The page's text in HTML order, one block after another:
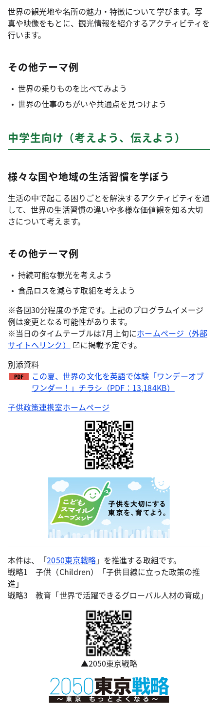
世界の観光地や名所の魅力・特徴について学びます。写
真や映像をもとに、観光情報を紹介するアクティビティを
行います。
その他テーマ例
世界の乗りものを比べてみよう
世界の仕事のちがいや共通点を見つけよう
中学生向け（考えよう、伝えよう）
様々な国や地域の生活習慣を学ぼう
生活の中で起こる困りごとを解決するアクティビティを通
して、世界の生活習慣の違いや多様な価値観を知る大切
さについて考えます。
その他テーマ例
持続可能な観光を考えよう
食品ロスを減らす取組を考えよう
※各回30分程度の予定です。上記のプログラムイメージ
例は変更となる可能性があります。
※当日のタイムテーブルは7月上旬にホームページ（外部
サイトへリンク）
に掲載予定です。
別添資料
この夏、世界の文化を英語で体験「ワンデーオブ
ワンダー！」チラシ（PDF：13,184KB）
子供政策連携室ホームページ
本件は、「2050東京戦略」を推進する取組です。
戦略1 子供（Children）「子供目線に立った政策の推
進」
戦略3 教育「世界で活躍できるグローバル人材の育成」
▲2050東京戦略